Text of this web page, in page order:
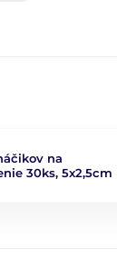
na
30ks, 5x2,5cm